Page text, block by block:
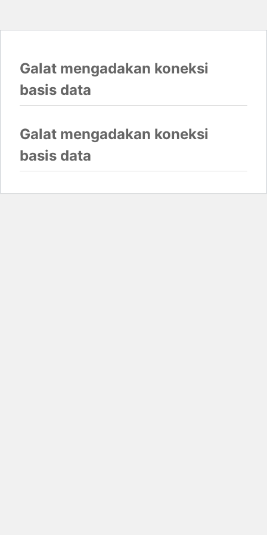
Galat mengadakan koneksi
basis data
Galat mengadakan koneksi
basis data